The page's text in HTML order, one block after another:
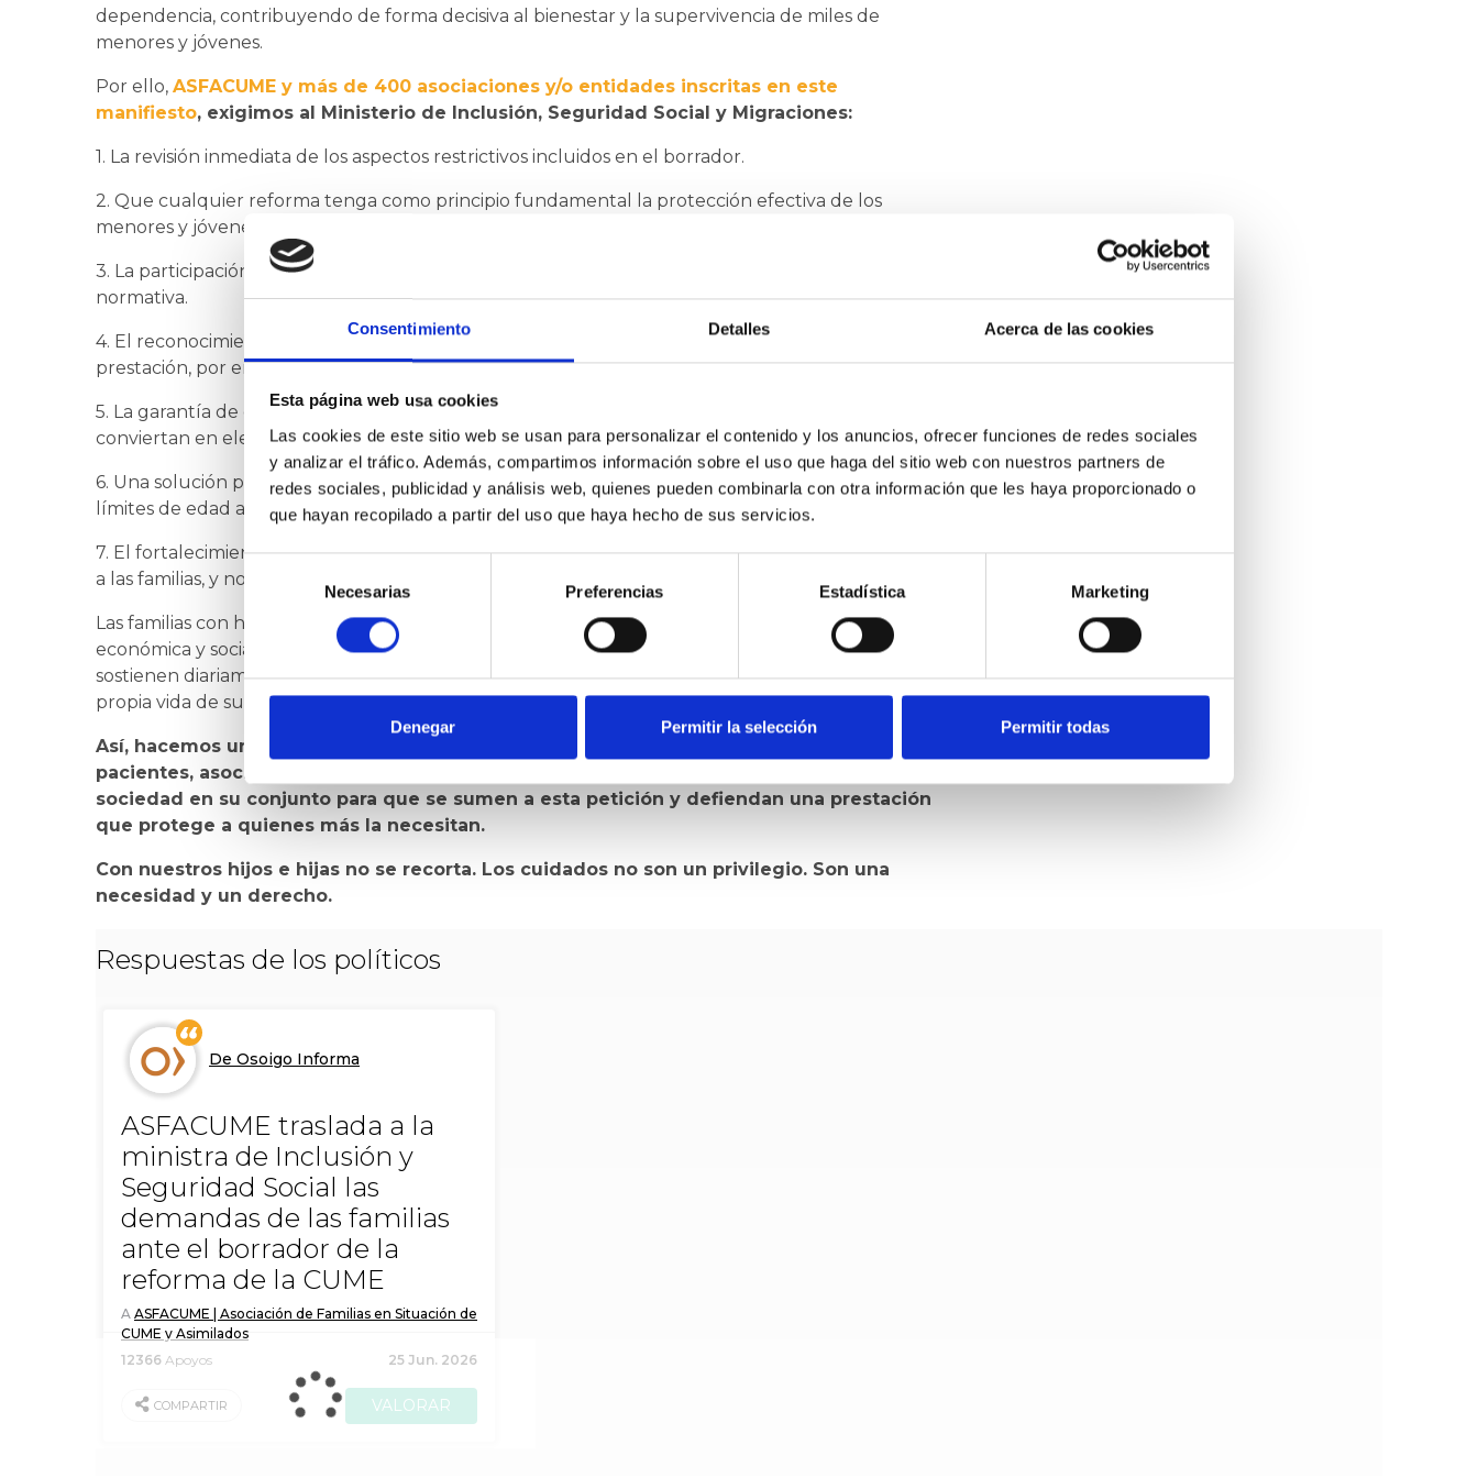
Consentimiento Detalles Acerca de las cookies
Esta página web usa cookies
Las cookies de este sitio web se usan para personalizar el contenido y los anuncios, ofrecer funciones de redes sociales
y analizar el tráfico. Además, compartimos información sobre el uso que haga del sitio web con nuestros partners de
redes sociales, publicidad y análisis web, quienes pueden combinarla con otra información que les haya proporcionado o
que hayan recopilado a partir del uso que haya hecho de sus servicios.
consentimiento
Necesarias Preferencias Estadística Marketing
Denegar Permitir la selección Permitir todas
dependencia, contribuyendo de forma decisiva al bienestar y la supervivencia de miles de
menores y jóvenes.
Por ello, ASFACUME y más de 400 asociaciones y/o entidades inscritas en este
manifiesto, exigimos al Ministerio de Inclusión, Seguridad Social y Migraciones:
1. La revisión inmediata de los aspectos restrictivos incluidos en el borrador.
2. Que cualquier reforma tenga como principio fundamental la protección efectiva de los
menores y jóvenes con enfermedades graves y de las familias que los cuidan.
3. La participación real y efectiva de las asociaciones representativas en el proceso de elaboración
normativa.
4. El reconocimiento del cuidado continuo, directo y permanente como eje central de la
prestación, por encima de interpretaciones meramente burocráticas o clínicas.
5. La garantía de que la escolarización, la formación académica o las prácticas formativas no se
conviertan en elementos de exclusión del derecho.
6. Una solución para las personas que continúan necesitando cuidados intensivos más allá de los
límites de edad actualmente establecidos.
7. El fortalecimiento de la prestación CUME como instrumento de inclusión, protección y apoyo
a las familias, y no como una herramienta orientada a restringir derechos.
Las familias con hijos e hijas con enfermedades graves ya soportan una carga emocional,
económica y social extraordinaria. Ninguna reforma puede construirse a costa de quienes
sostienen diariamente cuidados imprescindibles para la salud, el desarrollo y, en muchos casos, la
propia vida de sus hijos e hijas.
Así, hacemos un llamamiento a las instituciones, organizaciones sociales, entidades de
pacientes, asociaciones de discapacidad, sindicatos, profesionales sanitarios y a la
sociedad en su conjunto para que se sumen a esta petición y defiendan una prestación
que protege a quienes más la necesitan.
Con nuestros hijos e hijas no se recorta. Los cuidados no son un privilegio. Son una
necesidad y un derecho.
Respuestas de los políticos
De Osoigo Informa
ASFACUME traslada a la
ministra de Inclusión y
Seguridad Social las
demandas de las familias
ante el borrador de la
reforma de la CUME
A ASFACUME | Asociación de Familias en Situación de
CUME y Asimilados
25 Jun. 2026
12366 Apoyos
COMPARTIR VALORAR